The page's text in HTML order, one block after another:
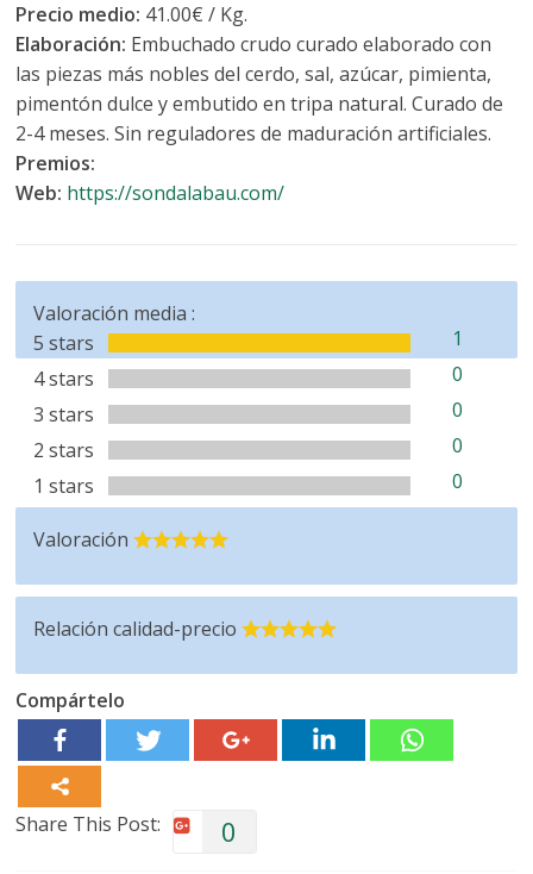
Precio medio: 41.00€ / Kg.
Elaboración: Embuchado crudo curado elaborado con
las piezas más nobles del cerdo, sal, azúcar, pimienta,
pimentón dulce y embutido en tripa natural. Curado de
2-4 meses. Sin reguladores de maduración artificiales.
Premios:
Web: https://sondalabau.com/
Valoración media :
5 stars
1
4 stars
0
3 stars
0
2 stars
0
1 stars
0
Valoración
Relación calidad-precio
Compártelo
Share This Post: 0